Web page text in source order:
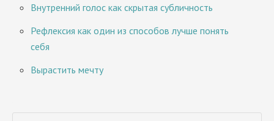
Внутренний голос как скрытая субличность
Рефлексия как один из способов лучше понять
себя
Вырастить мечту